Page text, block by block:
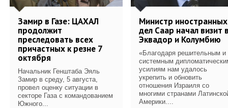
Замир в Газе: ЦАХАЛ
продолжит
преследовать всех
причастных к резне 7
октября
Начальник Генштаба Эяль
Замир в среду, 5 августа,
провел оценку ситуации в
секторе Газа с командованием
Южного...
Министр иностранных
дел Саар начал визит
Эквадор и Колумбию
«Благодаря решительным и
системным
усилиям нам удалось
укрепить и обновить
отношения Израиля со
многими странами
Америки....